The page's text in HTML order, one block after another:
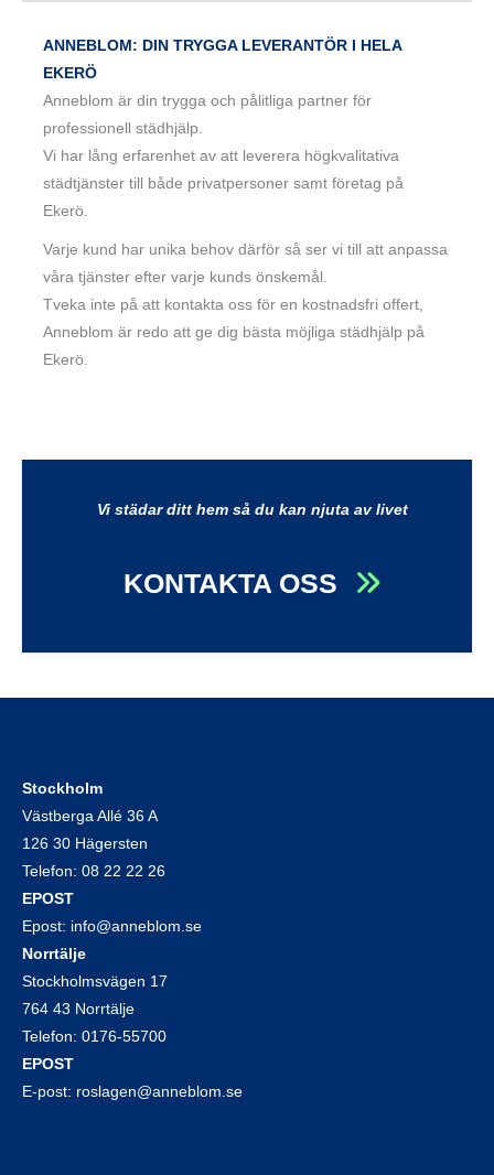
ANNEBLOM: DIN TRYGGA LEVERANTÖR I HELA
EKERÖ
Anneblom är din trygga och pålitliga partner för
professionell städhjälp.
Vi har lång erfarenhet av att leverera högkvalitativa
städtjänster till både privatpersoner samt företag på
Ekerö.
Varje kund har unika behov därför så ser vi till att anpassa
våra tjänster efter varje kunds önskemål.
Tveka inte på att kontakta oss för en kostnadsfri offert,
Anneblom är redo att ge dig bästa möjliga städhjälp på
Ekerö.
Vi städar ditt hem så du kan njuta av livet
KONTAKTA OSS
Stockholm
Västberga Allé 36 A
126 30 Hägersten
Telefon: 08 22 22 26
EPOST
Epost: info@anneblom.se
Norrtälje
Stockholmsvägen 17
764 43 Norrtälje
Telefon: 0176-55700
EPOST
E-post: roslagen@anneblom.se